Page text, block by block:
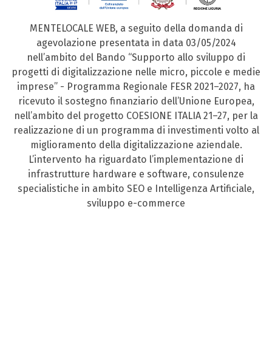
MENTELOCALE WEB, a seguito della domanda di
agevolazione presentata in data 03/05/2024
nell’ambito del Bando “Supporto allo sviluppo di
progetti di digitalizzazione nelle micro, piccole e medie
imprese” - Programma Regionale FESR 2021–2027, ha
ricevuto il sostegno finanziario dell’Unione Europea,
nell’ambito del progetto COESIONE ITALIA 21–27, per la
realizzazione di un programma di investimenti volto al
miglioramento della digitalizzazione aziendale.
L’intervento ha riguardato l’implementazione di
infrastrutture hardware e software, consulenze
specialistiche in ambito SEO e Intelligenza Artificiale,
sviluppo e-commerce